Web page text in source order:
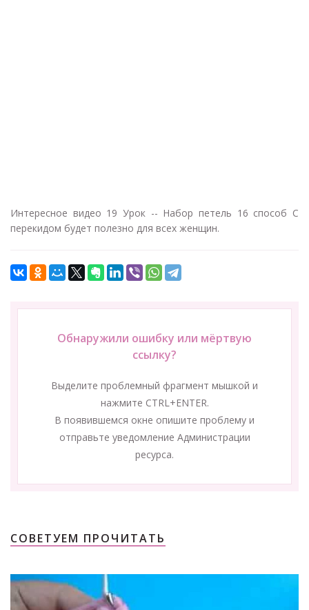
Интересное видео 19 Урок -- Набор петель 16 способ С
перекидом будет полезно для всех женщин.
Обнаружили ошибку или мёртвую
ссылку?
Выделите проблемный фрагмент мышкой и
нажмите CTRL+ENTER.
В появившемся окне опишите проблему и
отправьте уведомление Администрации
ресурса.
СОВЕТУЕМ ПРОЧИТАТЬ